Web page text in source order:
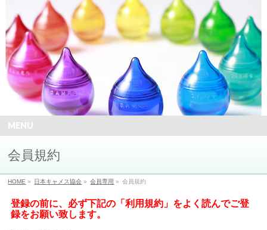
MENU
会員規約
HOME » 日本キャメス協会 » 会員専用 » 会員規約
登録の前に、必ず下記の「利用規約」をよく読んでご登
録をお願い致します。